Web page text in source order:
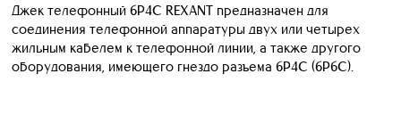
Джек телефонный 6P4C REXANT предназначен для
соединения телефонной аппаратуры двух или четырех
жильным кабелем к телефонной линии, а также другого
оборудования, имеющего гнездо разъема 6P4C (6P6C).